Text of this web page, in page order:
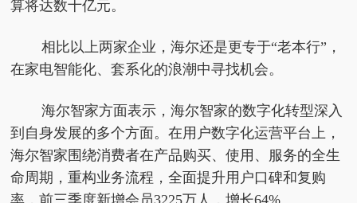
算将达数十亿元。
相比以上两家企业，海尔还是更专于“老本行”，
在家电智能化、套系化的浪潮中寻找机会。
海尔智家方面表示，海尔智家的数字化转型深入
到自身发展的多个方面。在用户数字化运营平台上，
海尔智家围绕消费者在产品购买、使用、服务的全生
命周期，重构业务流程，全面提升用户口碑和复购
率，前三季度新增会员3225万人，增长64%。